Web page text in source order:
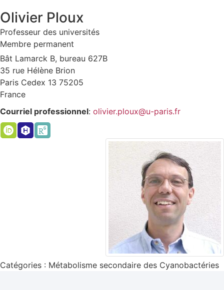
Olivier Ploux
Professeur des universités
Membre permanent
Bât Lamarck B, bureau 627B
35 rue Hélène Brion
Paris Cedex 13 75205
France
Courriel professionnel: olivier.ploux@u-paris.fr
Catégories : Métabolisme secondaire des Cyanobactéries